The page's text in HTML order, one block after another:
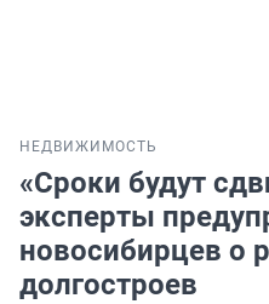
НЕДВИЖИМОСТЬ
«Сроки будут
эксперты
новосибирцев о
долгостроев